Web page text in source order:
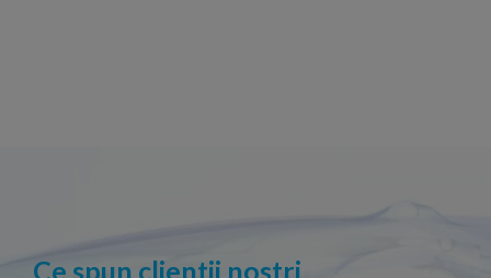
Ce spun clientii nostri